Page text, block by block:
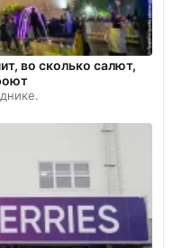
во сколько салют,